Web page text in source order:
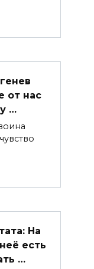
от нас
…
На
есть
…